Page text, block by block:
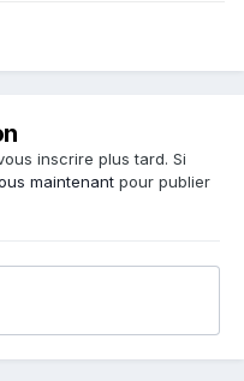
inscrire plus tard. Si
maintenant pour publier